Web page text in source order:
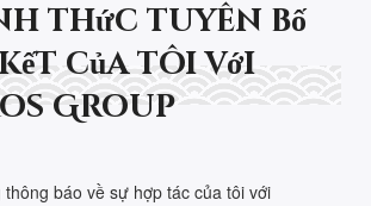
thức tuyên bố
của tôi với
Group
báo về sự hợp tác của tôi với